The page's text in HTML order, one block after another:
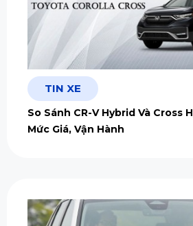
TIN XE
So Sánh CR-V Hybrid Và Cross
Mức Giá, Vận Hành